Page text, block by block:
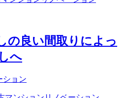
の良い間取りによっ
へ
ション